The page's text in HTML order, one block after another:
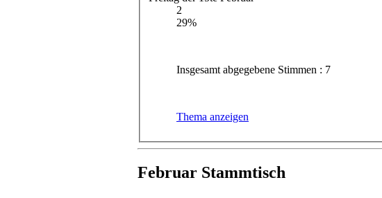
2
29%
Insgesamt abgegebene Stimmen : 7
Thema anzeigen
Februar Stammtisch